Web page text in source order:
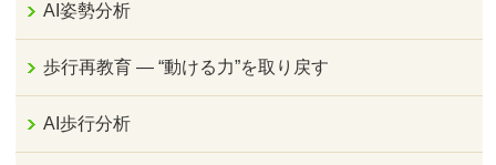
AI姿勢分析
歩行再教育 ― “動ける力”を取り戻す
AI歩行分析